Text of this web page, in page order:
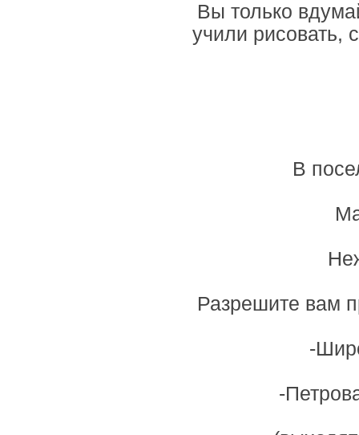
Вы только
учили рисовать,
В
Разрешите вам
-
-